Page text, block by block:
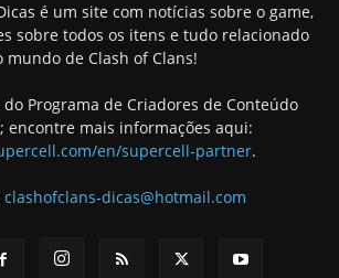
é um site com notícias sobre o game,
sobre todos os itens e tudo relacionado
mundo de Clash of Clans!
Programa de Criadores de Conteúdo
encontre mais informações aqui:
en/supercell-partner.
clashofclans-dicas@hotmail.com